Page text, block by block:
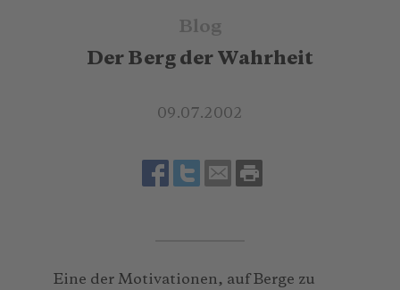
Blog
Der Berg der Wahrheit
09.07.2002
Eine der Motivationen, auf Berge zu